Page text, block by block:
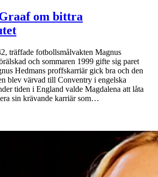
om bittra
träffade fotbollsmålvakten Magnus
och sommaren 1999 gifte sig paret
Hedmans proffskarriär gick bra och den
blev värvad till Conventry i engelska
tiden i England valde Magdalena att låta
sin krävande karriär som…